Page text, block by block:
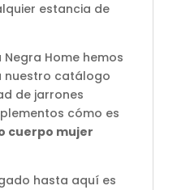
estancia de
Negra Home hemos
nuestro catálogo
de jarrones
cómo es
cuerpo mujer
hasta aquí es